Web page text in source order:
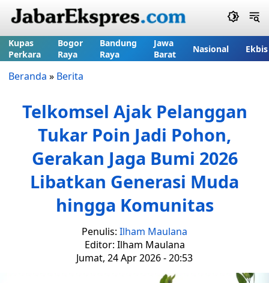
Kupas
Perkara
Bogor
Raya
Bandung
Raya
Jawa
Barat
Nasional Ekbis
Beranda » Berita
Telkomsel Ajak Pelanggan
Tukar Poin Jadi Pohon,
Gerakan Jaga Bumi 2026
Libatkan Generasi Muda
hingga Komunitas
Penulis: Ilham Maulana
Editor: Ilham Maulana
Jumat, 24 Apr 2026 - 20:53